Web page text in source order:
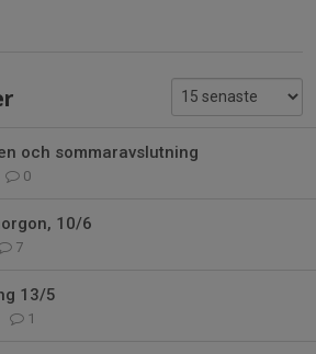
och sommaravslutning
0
10/6
7
13/5
1